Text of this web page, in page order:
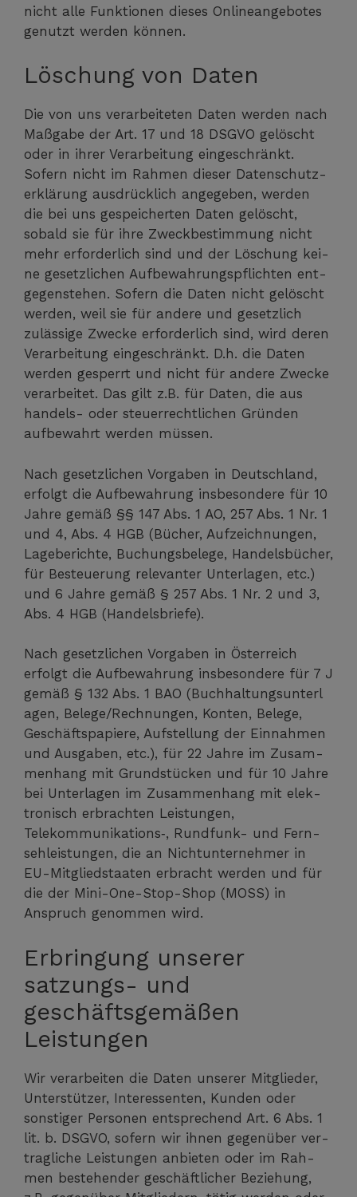
nicht alle Funk­tio­nen die­ses Online­an­ge­bo­tes
genutzt wer­den können.
Löschung von Daten
Die von uns ver­ar­bei­te­ten Daten wer­den nach
Maß­ga­be der Art. 17 und 18 DSGVO gelöscht
oder in ihrer Ver­ar­bei­tung ein­ge­schränkt.
Sofern nicht im Rah­men die­ser Daten­schutz­
er­klä­rung aus­drück­lich ange­ge­ben, wer­den
die bei uns gespei­cher­ten Daten gelöscht,
sobald sie für ihre Zweck­be­stim­mung nicht
mehr erfor­der­lich sind und der Löschung kei­
ne gesetz­li­chen Auf­be­wah­rungs­pflich­ten ent­
ge­gen­ste­hen. Sofern die Daten nicht gelöscht
wer­den, weil sie für ande­re und gesetz­lich
zuläs­si­ge Zwe­cke erfor­der­lich sind, wird deren
Ver­ar­bei­tung ein­ge­schränkt. D.h. die Daten
wer­den gesperrt und nicht für ande­re Zwe­cke
ver­ar­bei­tet. Das gilt z.B. für Daten, die aus
han­dels- oder steu­er­recht­li­chen Grün­den
auf­be­wahrt wer­den müssen.
Nach gesetz­li­chen Vor­ga­ben in Deutsch­land,
erfolgt die Auf­be­wah­rung ins­be­son­de­re für 10
Jah­re gemäß §§ 147 Abs. 1 AO, 257 Abs. 1 Nr. 1
und 4, Abs. 4 HGB (Bücher, Auf­zeich­nun­gen,
Lage­be­rich­te, Buchungs­be­le­ge, Han­dels­bü­cher,
für Besteue­rung rele­van­ter Unter­la­gen, etc.)
und 6 Jah­re gemäß § 257 Abs. 1 Nr. 2 und 3,
Abs. 4 HGB (Han­dels­brie­fe).
Nach gesetz­li­chen Vor­ga­ben in Öster­reich
erfolgt die Auf­be­wah­rung ins­be­son­de­re für 7 J
gemäß § 132 Abs. 1 BAO (Buch­hal­tungs­un­ter­l
a­gen, Belege/Rechnungen, Kon­ten, Bele­ge,
Geschäfts­pa­pie­re, Auf­stel­lung der Ein­nah­men
und Aus­ga­ben, etc.), für 22 Jah­re im Zusam­
men­hang mit Grund­stü­cken und für 10 Jah­re
bei Unter­la­gen im Zusam­men­hang mit elek­
tro­nisch erbrach­ten Leis­tun­gen,
Telekommunikations‑, Rund­funk- und Fern­
seh­leis­tun­gen, die an Nicht­un­ter­neh­mer in
EU-Mit­glied­staa­ten erbracht wer­den und für
die der Mini-One-Stop-Shop (MOSS) in
Anspruch genom­men wird.
Erbringung unserer
satzungs- und
geschäftsgemäßen
Leistungen
Wir ver­ar­bei­ten die Daten unse­rer Mit­glie­der,
Unter­stüt­zer, Inter­es­sen­ten, Kun­den oder
sons­ti­ger Per­so­nen ent­spre­chend Art. 6 Abs. 1
lit. b. DSGVO, sofern wir ihnen gegen­über ver­
trag­li­che Leis­tun­gen anbie­ten oder im Rah­
men bestehen­der geschäft­li­cher Bezie­hung,